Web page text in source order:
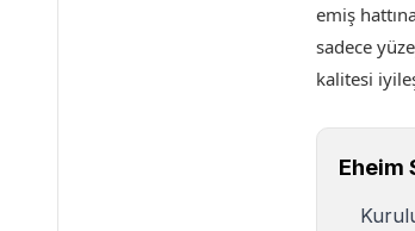
emiş
sadece
kalitesi
Eheim